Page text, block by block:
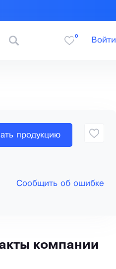
0
Войти
продукцию
Сообщить об ошибке
компании